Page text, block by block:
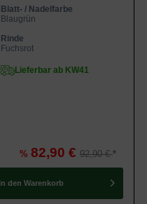
Blatt- / Nadelfarbe
Blaugrün
Rinde
Fuchsrot
Lieferbar ab KW41
% 82,90 € 92,90 €
In den Warenkorb